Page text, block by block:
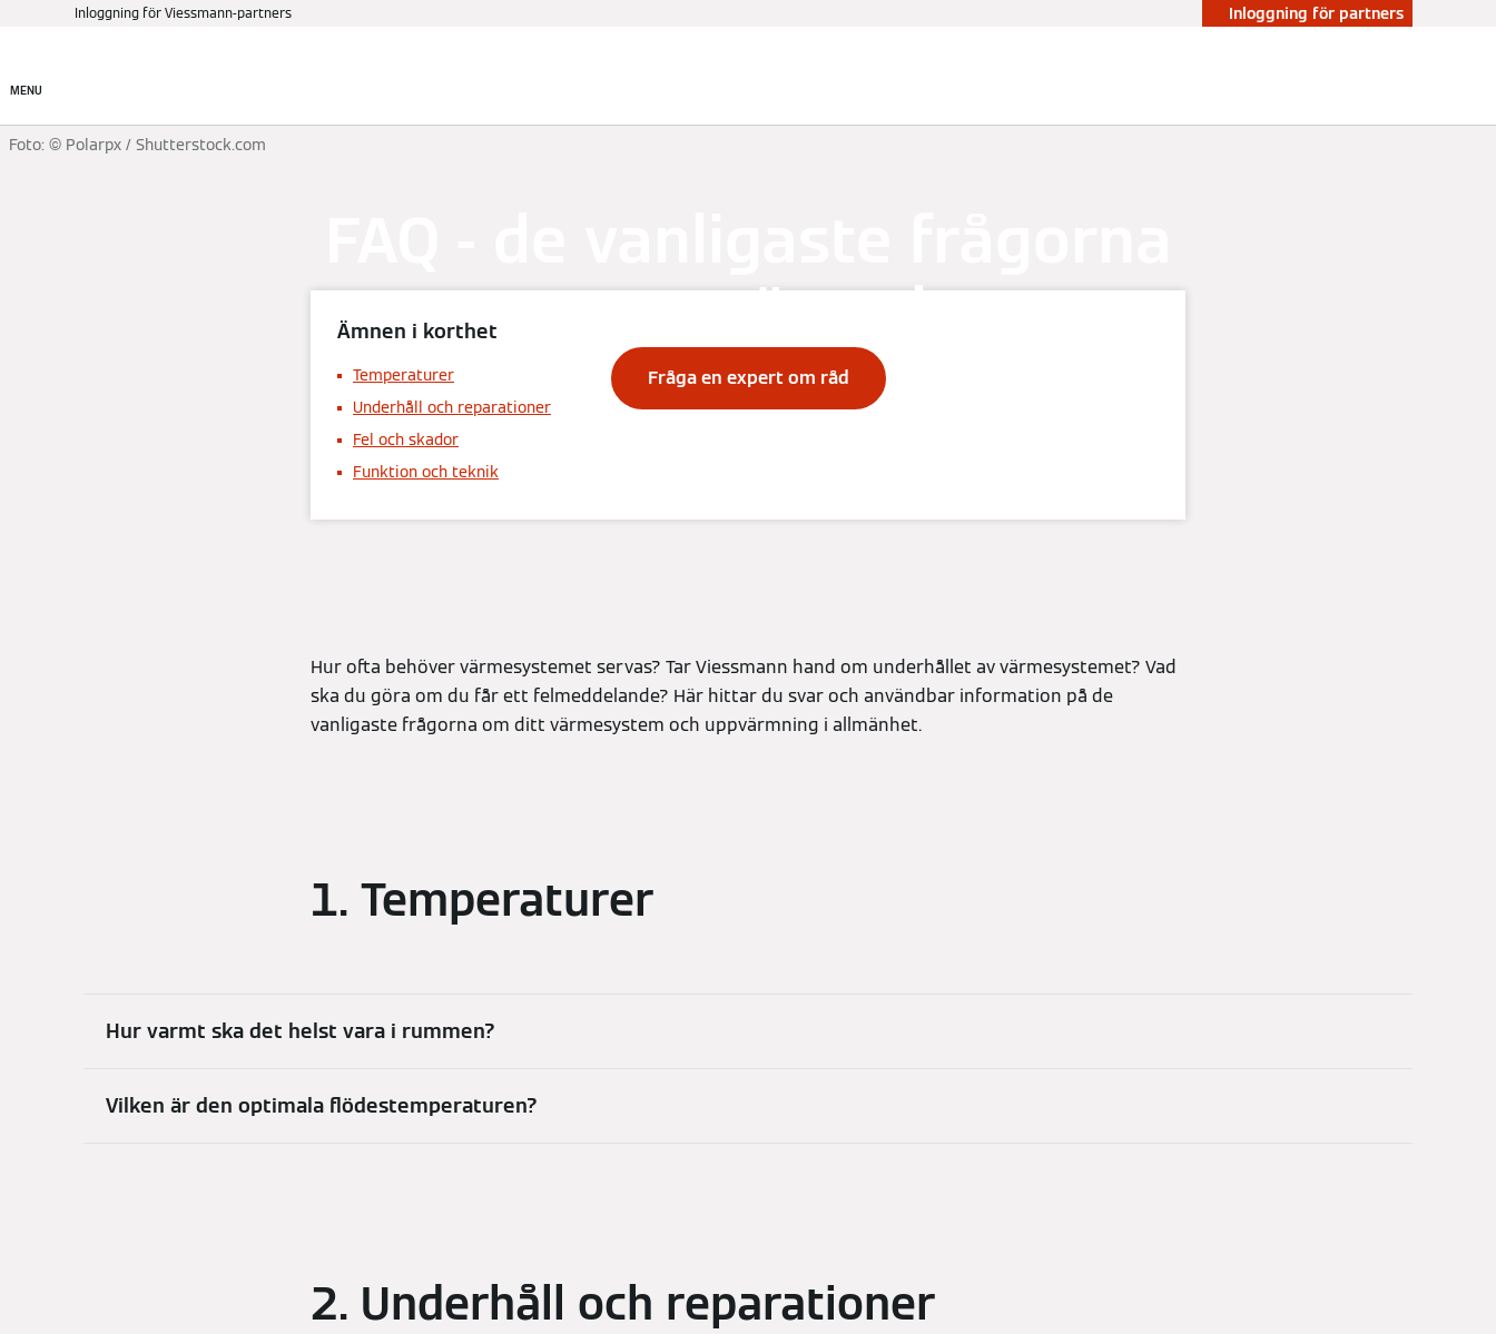
Inloggning för Viessmann-partners Inloggning för partners
MENU
om uppvärmning
Fråga en expert om råd
Foto: © Polarpx / Shutterstock.com
Ämnen i korthet
Temperaturer
Underhåll och reparationer
Fel och skador
Funktion och teknik
Hur ofta behöver värmesystemet servas? Tar Viessmann hand om underhållet av värmesystemet? Vad
ska du göra om du får ett felmeddelande? Här hittar du svar och användbar information på de
vanligaste frågorna om ditt värmesystem och uppvärmning i allmänhet.
1. Temperaturer
Hur varmt ska det helst vara i rummen?
Vilken är den optimala flödestemperaturen?
2. Underhåll och reparationer